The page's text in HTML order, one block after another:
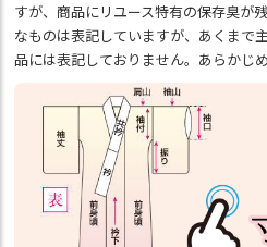
すが、商品にリユース特有の保存臭が
なものは表記していますが、あくまで
品には表記しておりません。あらかじ